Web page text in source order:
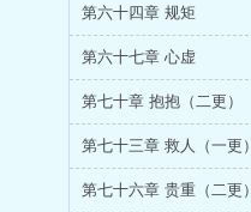
第六十四章 规矩
第六十七章 心虚
第七十章 抱抱（二更）
第七十三章 救人（一更）
第七十六章 贵重（二更）